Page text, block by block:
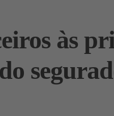
às